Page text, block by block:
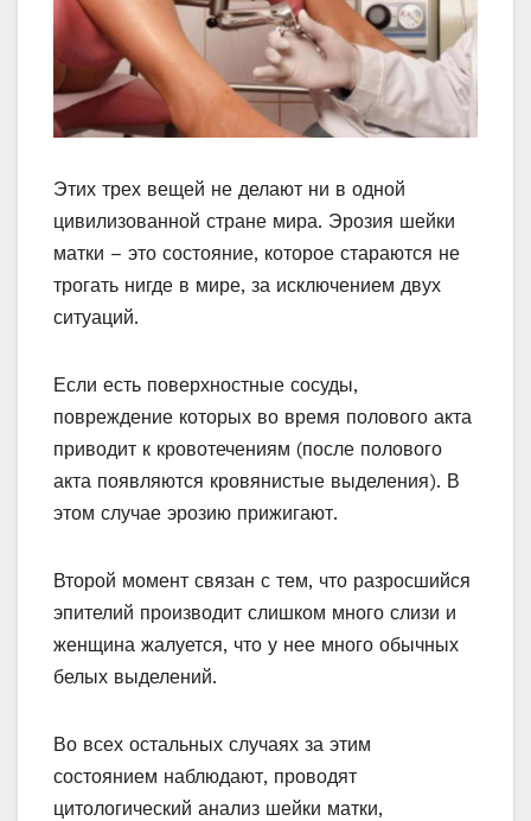
Этих трех вещей не делают ни в одной
цивилизованной стране мира. Эрозия шейки
матки – это состояние, которое стараются не
трогать нигде в мире, за исключением двух
ситуаций.
Если есть поверхностные сосуды,
повреждение которых во время полового акта
приводит к кровотечениям (после полового
акта появляются кровянистые выделения). В
этом случае эрозию прижигают.
Второй момент связан с тем, что разросшийся
эпителий производит слишком много слизи и
женщина жалуется, что у нее много обычных
белых выделений.
Во всех остальных случаях за этим
состоянием наблюдают, проводят
цитологический анализ шейки матки,